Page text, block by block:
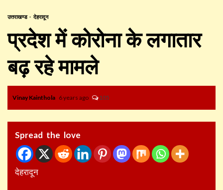
उत्तराखण्ड देहरादून
प्रदेश में कोरोना के लगातार
बढ़ रहे मामले
Vinay Kainthola 6 years ago 105
Spread the love
देहरादून